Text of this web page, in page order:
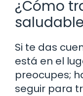
¿Cómo
Si te das
está en el
preocupes;
seguir para